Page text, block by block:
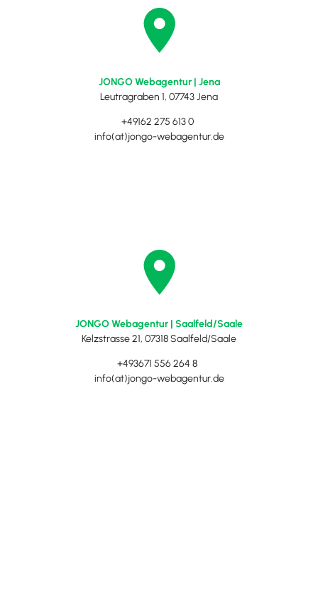
JONGO Webagentur | Jena
Leutragraben 1, 07743 Jena
+49162 275 613 0
info(at)jongo-webagentur.de
JONGO Webagentur | Saalfeld/Saale
Kelzstrasse 21, 07318 Saalfeld/Saale
+493671 556 264 8
info(at)jongo-webagentur.de